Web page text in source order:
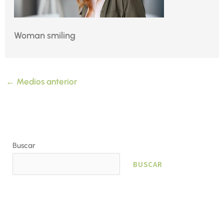
Buscar
BUSCAR
Woman smiling
← Medios anterior